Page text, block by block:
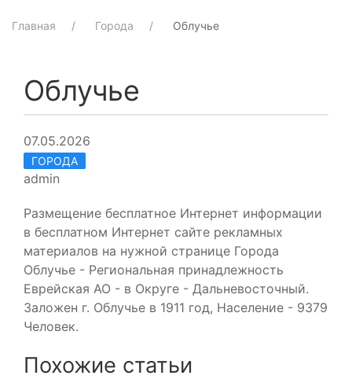
Главная Города Облучье
Облучье
07.05.2026
ГОРОДА
admin
Размещение бесплатное Интернет информации
в бесплатном Интернет сайте рекламных
материалов на нужной странице Города
Облучье - Региональная принадлежность
Еврейская АО - в Округе - Дальневосточный.
Заложен г. Облучье в 1911 год, Население - 9379
Человек.
Похожие статьи